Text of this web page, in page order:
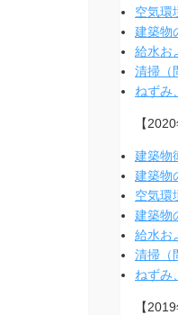
空気環
建築物
給水お
清掃（
ねずみ
【
建築物
建築物
空気環
建築物
給水お
清掃（
ねずみ
【